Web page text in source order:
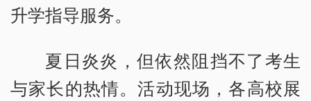
升学指导服务。
夏日炎炎，但依然阻挡不了考生
与家长的热情。活动现场，各高校展